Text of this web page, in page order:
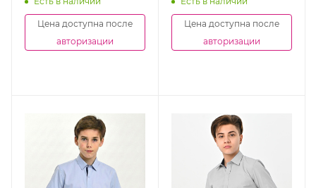
Цена доступна после
авторизации
Цена доступна после
авторизации